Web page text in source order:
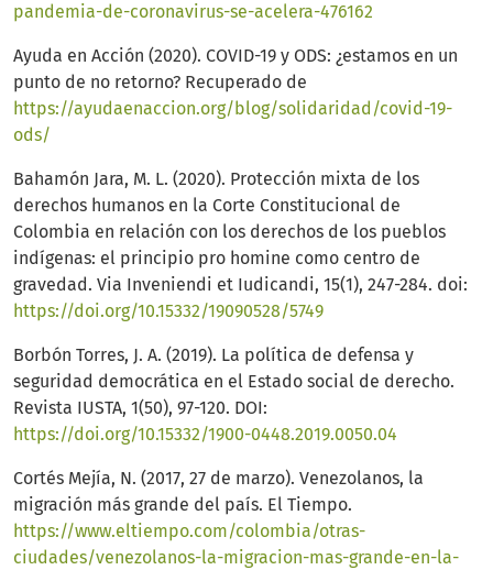
pandemia-de-coronavirus-se-acelera-476162
Ayuda en Acción (2020). COVID-19 y ODS: ¿estamos en un
punto de no retorno? Recuperado de
https://ayudaenaccion.org/blog/solidaridad/covid-19-
ods/
Bahamón Jara, M. L. (2020). Protección mixta de los
derechos humanos en la Corte Constitucional de
Colombia en relación con los derechos de los pueblos
indígenas: el principio pro homine como centro de
gravedad. Via Inveniendi et Iudicandi, 15(1), 247-284. doi:
https://doi.org/10.15332/19090528/5749
Borbón Torres, J. A. (2019). La política de defensa y
seguridad democrática en el Estado social de derecho.
Revista IUSTA, 1(50), 97-120. DOI:
https://doi.org/10.15332/1900-0448.2019.0050.04
Cortés Mejía, N. (2017, 27 de marzo). Venezolanos, la
migración más grande del país. El Tiempo.
https://www.eltiempo.com/colombia/otras-
ciudades/venezolanos-la-migracion-mas-grande-en-la-